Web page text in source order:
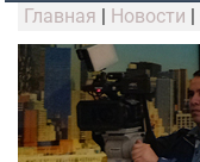
Главная | Новости |